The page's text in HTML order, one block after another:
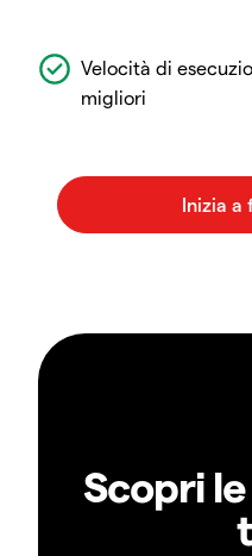
Velocità di
migliori
Scopri